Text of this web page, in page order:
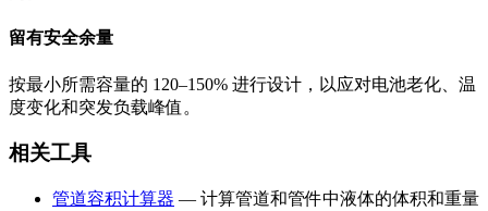
留有安全余量
按最小所需容量的 120–150% 进行设计，以应对电池老化、温
度变化和突发负载峰值。
相关工具
管道容积计算器 — 计算管道和管件中液体的体积和重量